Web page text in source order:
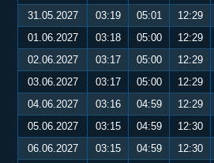
31.05.2027
03:19 05:01 12:29
01.06.2027
03:18 05:00 12:29
02.06.2027
03:17 05:00 12:29
03.06.2027
03:17 05:00 12:29
04.06.2027
03:16 04:59 12:29
05.06.2027
03:15 04:59 12:30
06.06.2027
03:15 04:59 12:30